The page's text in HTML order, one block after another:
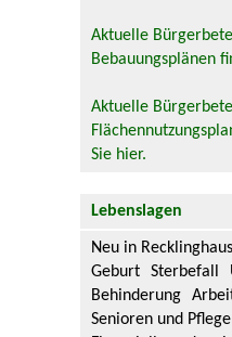
Aktuelle
Bebauungsplänen
Aktuelle
Sie hier.
Lebenslagen
Neu in
Geburt
Sterbefall
Behinderung
Senioren und Pflege